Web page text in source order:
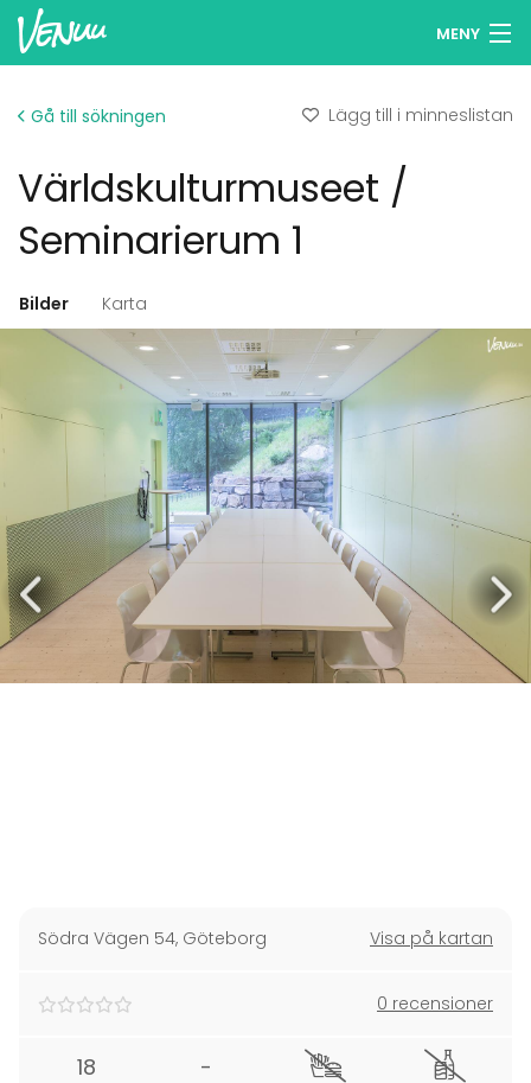
MENY
Logga in
Svenska
Gå till sökningen Lägg till i minneslistan
Världskulturmuseet /
Seminarierum 1
Bilder Karta
Södra Vägen 54, Göteborg Visa på kartan
0 recensioner
18 -